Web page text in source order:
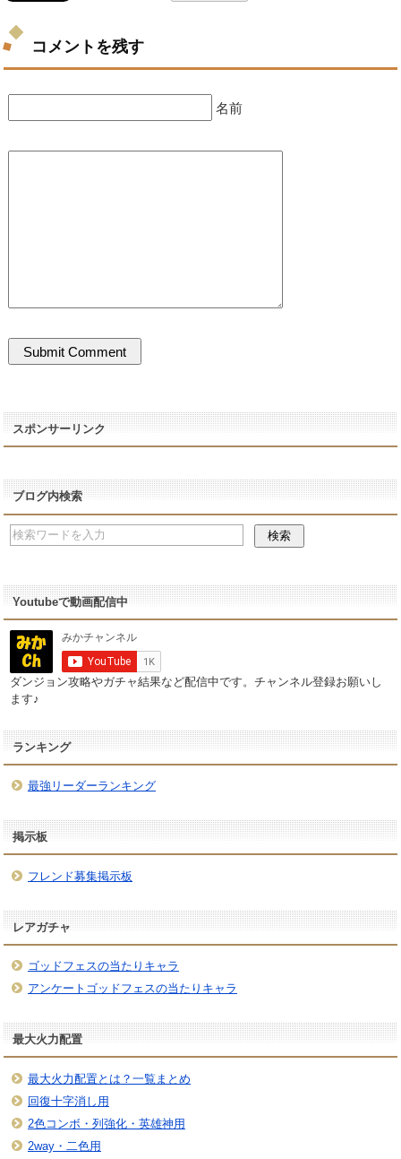
コメントを残す
名前
スポンサーリンク
ブログ内検索
Youtubeで動画配信中
ダンジョン攻略やガチャ結果など配信中です。チャンネル登録お願いし
ます♪
ランキング
最強リーダーランキング
掲示板
フレンド募集掲示板
レアガチャ
ゴッドフェスの当たりキャラ
アンケートゴッドフェスの当たりキャラ
最大火力配置
最大火力配置とは？一覧まとめ
回復十字消し用
2色コンボ・列強化・英雄神用
2way・二色用